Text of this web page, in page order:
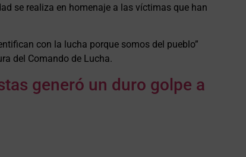
se realiza en homenaje a las víctimas que han
con la lucha porque somos del pueblo”
del Comando de Lucha.
generó un duro golpe a